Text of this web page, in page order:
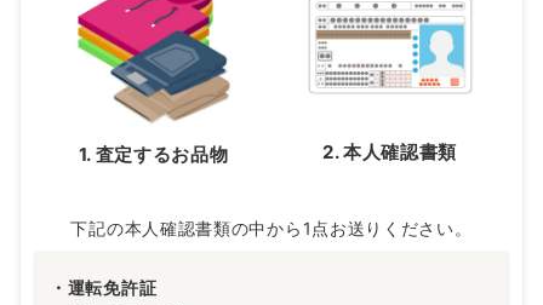
1. 査定するお品物 2. 本人確認書類
下記の本人確認書類の中から1点お送りください。
・運転免許証